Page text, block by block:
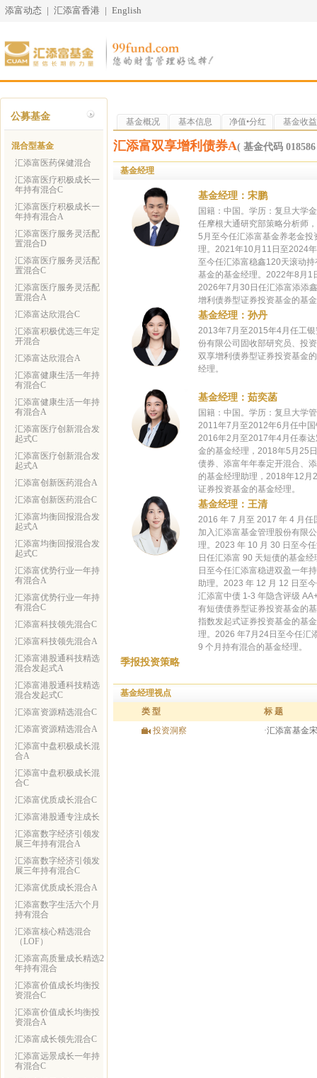
添富动态 | 汇添富香港 | English
公募基金
混合型基金
汇添富医药保健混合
汇添富医疗积极成长一
年持有混合C
汇添富医疗积极成长一
年持有混合A
汇添富医疗服务灵活配
置混合D
汇添富医疗服务灵活配
置混合C
汇添富医疗服务灵活配
置混合A
汇添富达欣混合C
汇添富积极优选三年定
开混合
汇添富达欣混合A
汇添富健康生活一年持
有混合C
汇添富健康生活一年持
有混合A
汇添富医疗创新混合发
起式C
汇添富医疗创新混合发
起式A
汇添富创新医药混合A
汇添富创新医药混合C
汇添富均衡回报混合发
起式A
汇添富均衡回报混合发
起式C
汇添富优势行业一年持
有混合A
汇添富优势行业一年持
有混合C
汇添富科技领先混合C
汇添富科技领先混合A
汇添富港股通科技精选
混合发起式A
汇添富港股通科技精选
混合发起式C
汇添富资源精选混合C
汇添富资源精选混合A
汇添富中盘积极成长混
合A
汇添富中盘积极成长混
合C
汇添富优质成长混合C
汇添富港股通专注成长
汇添富数字经济引领发
展三年持有混合A
汇添富数字经济引领发
展三年持有混合C
汇添富优质成长混合A
汇添富数字生活六个月
持有混合
汇添富核心精选混合
（LOF）
汇添富高质量成长精选2
年持有混合
汇添富价值成长均衡投
资混合C
汇添富价值成长均衡投
资混合A
汇添富成长领先混合C
汇添富远景成长一年持
有混合C
基金概况 基本信息 净值•分红 基金收益
汇添富双享增利债券A( 基金代码
基金经理
基金经理：宋鹏
国籍：中国。学历：复旦大学
任摩根大通研究部策略分析师
5月至今任汇添富基金养老金
理。2021年10月11日至2024
至今任汇添富稳鑫120天滚动
基金的基金经理。2022年8月1
2026年7月30日任汇添富添添
增利债券型证券投资基金的基
基金经理：孙丹
2013年7月至2015年4月任工
份有限公司固收部研究员、投
双享增利债券型证券投资基金
经理。
基金经理：茹奕菡
国籍：中国。学历：复旦大学
2011年7月至2012年6月任中
2016年2月至2017年4月任泰
金的基金经理，2018年5月25
债券、添富年年泰定开混合、
的基金经理助理，2018年12月
证券投资基金的基金经理。
基金经理：王清
2016 年 7 月至 2017 年 4 月
加入汇添富基金管理股份有限
理。2023 年 10 月 30 日至今
日任汇添富 90 天短债的基金
日至今任汇添富稳进双盈一年
助理。2023 年 12 月 12 日至
汇添富中债 1-3 年隐含评级
有短债债券型证券投资基金的
指数发起式证券投资基金的基
理。2026 年7月24日至今任汇
9 个月持有混合的基金经理。
季报投资策略
基金经理视点
类 型 标 题
投资洞察 ·汇添富基金